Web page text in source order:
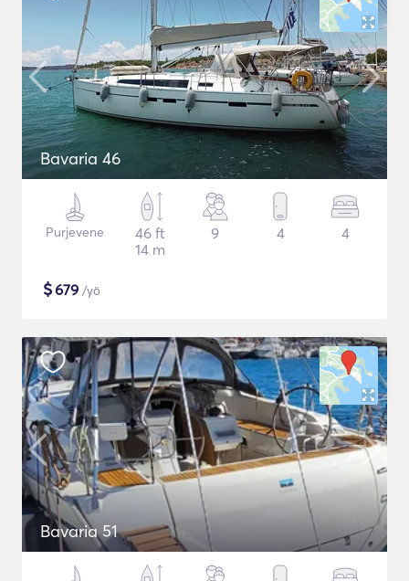
Bavaria 46
Purjevene
46 ft
14 m
9 4 4
$679 /yö
Bavaria 51